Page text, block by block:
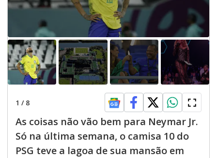
1 / 8
As coisas não vão bem para Neymar Jr.
Só na última semana, o camisa 10 do
PSG teve a lagoa de sua mansão em